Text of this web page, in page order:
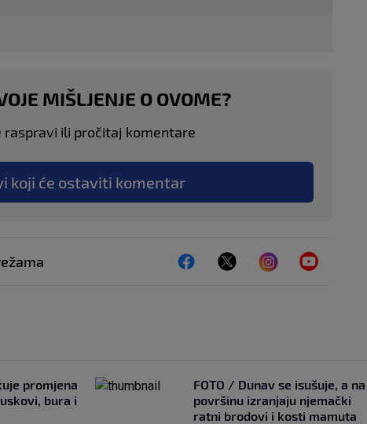
MIŠLJENJE O OVOME?
raspravi ili pročitaj komentare
koji će ostaviti komentar
promjena
bura i
FOTO / Dunav se isušuje, a na
površinu izranjaju njemački
ratni brodovi i kosti mamuta